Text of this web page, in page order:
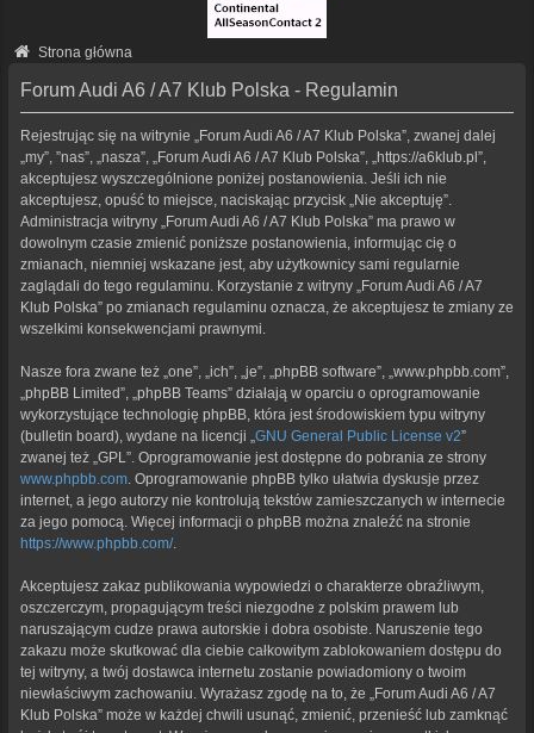
Strona główna
Forum Audi A6 / A7 Klub Polska - Regulamin
Rejestrując się na witrynie „Forum Audi A6 / A7 Klub Polska”, zwanej dalej
„my”, ”nas”, „nasza”, „Forum Audi A6 / A7 Klub Polska”, „https://a6klub.pl”,
akceptujesz wyszczególnione poniżej postanowienia. Jeśli ich nie
akceptujesz, opuść to miejsce, naciskając przycisk „Nie akceptuję”.
Administracja witryny „Forum Audi A6 / A7 Klub Polska” ma prawo w
dowolnym czasie zmienić poniższe postanowienia, informując cię o
zmianach, niemniej wskazane jest, aby użytkownicy sami regularnie
zaglądali do tego regulaminu. Korzystanie z witryny „Forum Audi A6 / A7
Klub Polska” po zmianach regulaminu oznacza, że akceptujesz te zmiany ze
wszelkimi konsekwencjami prawnymi.
Nasze fora zwane też „one”, „ich”, „je”, „phpBB software”, „www.phpbb.com”,
„phpBB Limited”, „phpBB Teams” działają w oparciu o oprogramowanie
wykorzystujące technologię phpBB, która jest środowiskiem typu witryny
(bulletin board), wydane na licencji „GNU General Public License v2”
zwanej też „GPL”. Oprogramowanie jest dostępne do pobrania ze strony
www.phpbb.com. Oprogramowanie phpBB tylko ułatwia dyskusje przez
internet, a jego autorzy nie kontrolują tekstów zamieszczanych w internecie
za jego pomocą. Więcej informacji o phpBB można znaleźć na stronie
https://www.phpbb.com/.
Akceptujesz zakaz publikowania wypowiedzi o charakterze obraźliwym,
oszczerczym, propagującym treści niezgodne z polskim prawem lub
naruszającym cudze prawa autorskie i dobra osobiste. Naruszenie tego
zakazu może skutkować dla ciebie całkowitym zablokowaniem dostępu do
tej witryny, a twój dostawca internetu zostanie powiadomiony o twoim
niewłaściwym zachowaniu. Wyrażasz zgodę na to, że „Forum Audi A6 / A7
Klub Polska” może w każdej chwili usunąć, zmienić, przenieść lub zamknąć